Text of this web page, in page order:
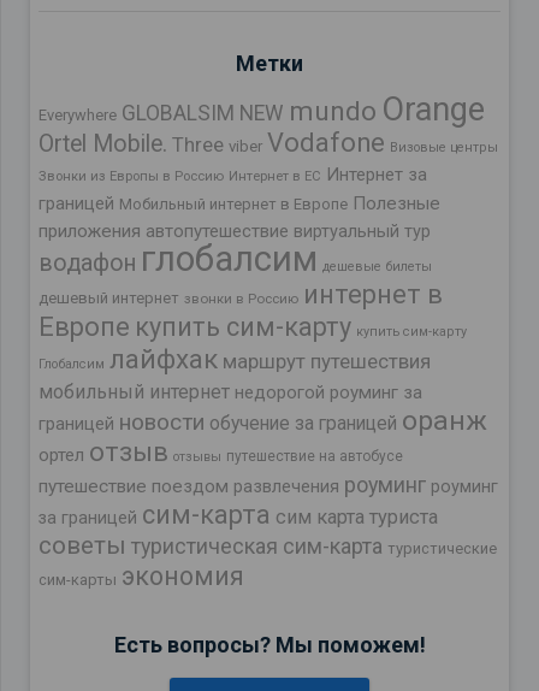
Метки
Everywhere GLOBALSIM NEW mundo Orange
Ortel Mobile. Three viber Vodafone Визовые центры
Звонки из Европы в Россию Интернет в ЕС Интернет за
границей Мобильный интернет в Европе Полезные
приложения автопутешествие виртуальный тур
водафон глобалсим дешевые билеты
дешевый интернет звонки в Россию интернет в
Европе купить сим-карту купить сим-карту
Глобалсим лайфхак маршрут путешествия
мобильный интернет недорогой роуминг за
границей новости обучение за границей оранж
ортел отзыв отзывы путешествие на автобусе
путешествие поездом развлечения роуминг роуминг
за границей сим-карта сим карта туриста
советы туристическая сим-карта туристические
сим-карты экономия
Есть вопросы? Мы поможем!